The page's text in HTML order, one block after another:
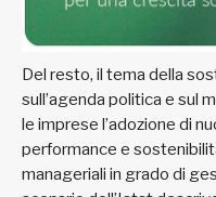
Del resto, il tema della
sull’agenda politica e sul
le imprese l’adozione di
performance e
manageriali in grado di